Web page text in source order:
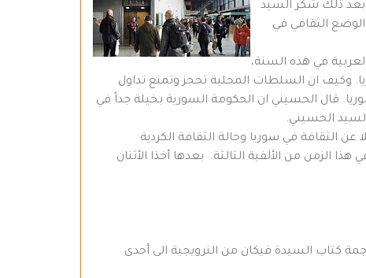
ليللاستروم 20كم عن العاصمة أوسلو. بعد ذلك شكر السيد
الوضع الثقافي في
في هذه السنة،
وهي الثقافة الكردية والتي تخص حوالي 3 ملايين كردي في سوريا. وكيف ان السلطات المحلية تحجز وتمنع تداول
قال الحسيني ان الحكومة السورية بخيلة جداً في
الحسيني.
الثقافة في سوريا وحالة الثقافة الكردية
من الألفية الثالثة. بعدها أخذا الأثنان
كتاب السيدة فيكان من النرويجية الى أحدى